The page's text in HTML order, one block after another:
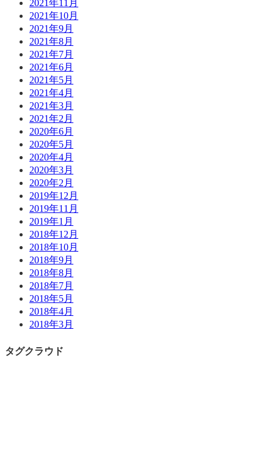
2021年11月
2021年10月
2021年9月
2021年8月
2021年7月
2021年6月
2021年5月
2021年4月
2021年3月
2021年2月
2020年6月
2020年5月
2020年4月
2020年3月
2020年2月
2019年12月
2019年11月
2019年1月
2018年12月
2018年10月
2018年9月
2018年8月
2018年7月
2018年5月
2018年4月
2018年3月
タグクラウド